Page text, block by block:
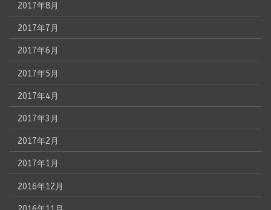
2017年8月
2017年7月
2017年6月
2017年5月
2017年4月
2017年3月
2017年2月
2017年1月
2016年12月